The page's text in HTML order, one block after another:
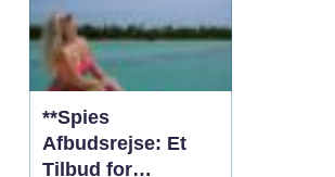
**Spies
Afbudsrejse: Et
Tilbud for